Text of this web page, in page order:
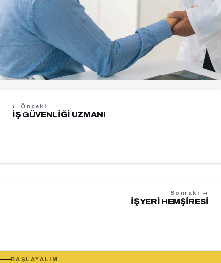
← Önceki
İŞ GÜVENLIĞI UZMANI
Sonraki →
İŞYERI HEMŞIRESI
BAŞLAYALIM